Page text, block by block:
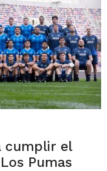
cumplir el
Pumas